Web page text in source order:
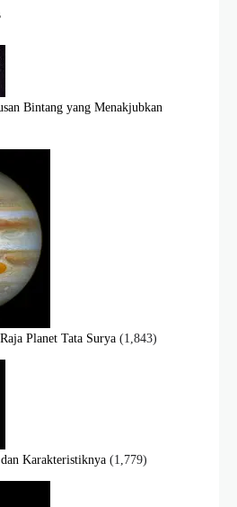
Bintang yang Menakjubkan
Planet Tata Surya (1,843)
Karakteristiknya (1,779)